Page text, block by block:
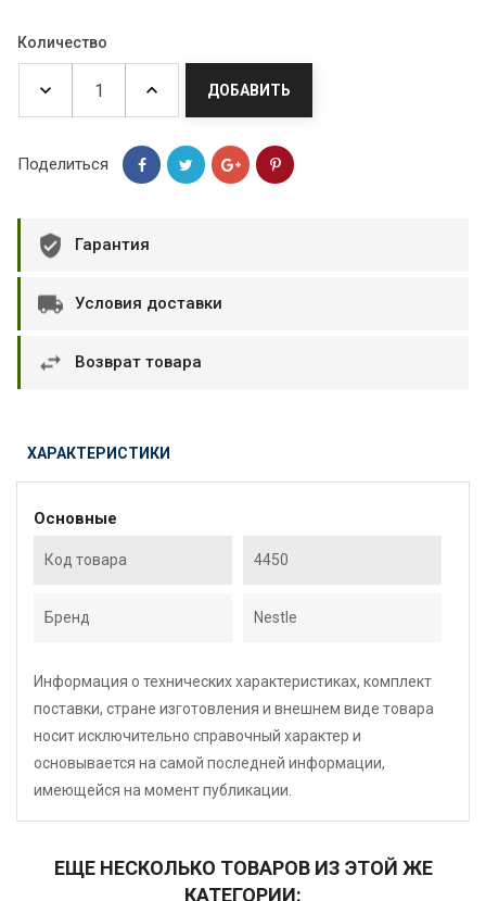
Количество
ДОБАВИТЬ
Поделиться
Гарантия
Условия доставки
Возврат товара
ХАРАКТЕРИСТИКИ
Основные
Код товара 4450
Бренд Nestle
Информация о технических характеристиках, комплект
поставки, стране изготовления и внешнем виде товара
носит исключительно справочный характер и
основывается на самой последней информации,
имеющейся на момент публикации.
ЕЩЕ НЕСКОЛЬКО ТОВАРОВ ИЗ ЭТОЙ ЖЕ
КАТЕГОРИИ: